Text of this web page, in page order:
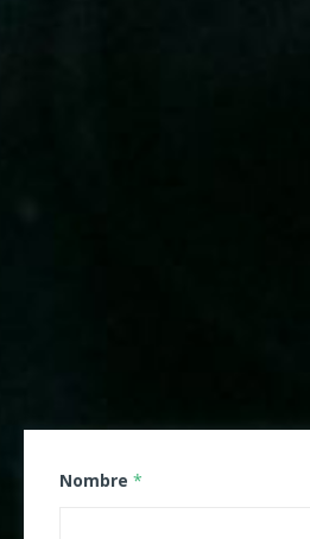
Nombre *